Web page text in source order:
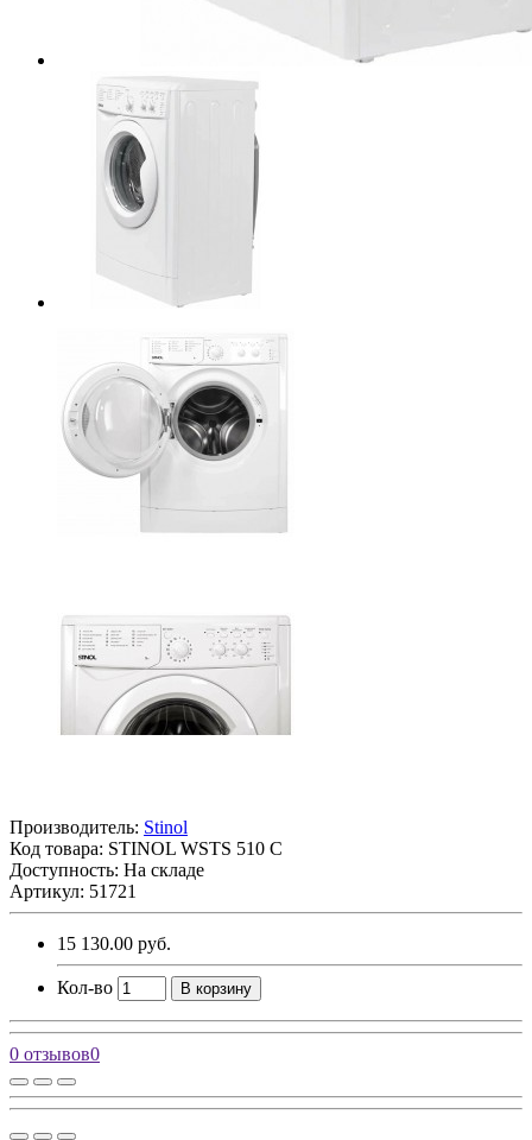
Производитель: Stinol
Код товара: STINOL WSTS 510 C
Доступность: На складе
Артикул: 51721
15 130.00 руб.
Кол-во В корзину
0 отзывов0